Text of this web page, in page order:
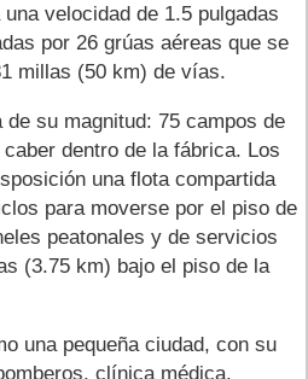
velocidad de 1.5 pulgadas
por 26 grúas aéreas que se
millas (50 km) de vías.
su magnitud: 75 campos de
dentro de la fábrica. Los
una flota compartida
para moverse por el piso de
peatonales y de servicios
(3.75 km) bajo el piso de la
una pequeña ciudad, con su
clínica médica,